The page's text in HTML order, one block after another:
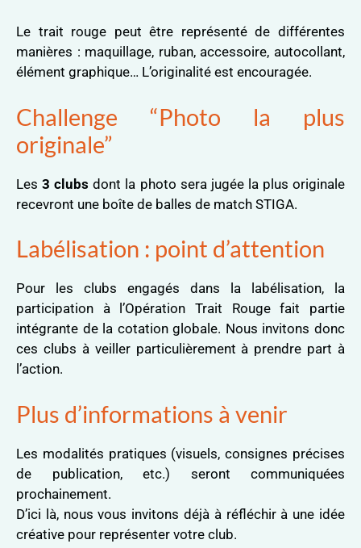
Le trait rouge peut être représenté de différentes
manières : maquillage, ruban, accessoire, autocollant,
élément graphique… L’originalité est encouragée.
Challenge “Photo la plus
originale”
Les3 clubs dont la photo sera jugée la plus originale
recevront une boîte de balles de match STIGA.
Labélisation : point d’attention
Pour les clubs engagés dans la labélisation, la
participation à l’Opération Trait Rouge fait partie
intégrante de la cotation globale. Nous invitons donc
ces clubs à veiller particulièrement à prendre part à
l’action.
Plus d’informations à venir
Les modalités pratiques (visuels, consignes précises
de publication, etc.) seront communiquées
prochainement.
D’ici là, nous vous invitons déjà à réfléchir à une idée
créative pour représenter votre club.